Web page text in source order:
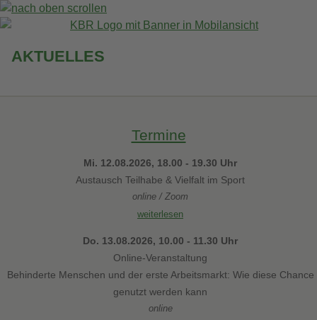
AKTUELLES
Termine
Mi. 12.08.2026, 18.00 - 19.30 Uhr
Austausch Teilhabe & Vielfalt im Sport
online / Zoom
weiterlesen
Do. 13.08.2026, 10.00 - 11.30 Uhr
Online-Veranstaltung
Behinderte Menschen und der erste Arbeitsmarkt: Wie diese Chance
genutzt werden kann
online